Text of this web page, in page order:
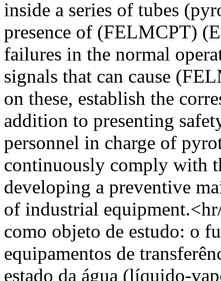
inside a series of tubes
presence of (FELMCPT)
failures in the normal
signals that can cause
on these, establish the
addition to presenting
personnel in charge of
continuously comply with
developing a preventive
of industrial
como objeto de estudo: o
equipamentos de
estado da água (líquido-